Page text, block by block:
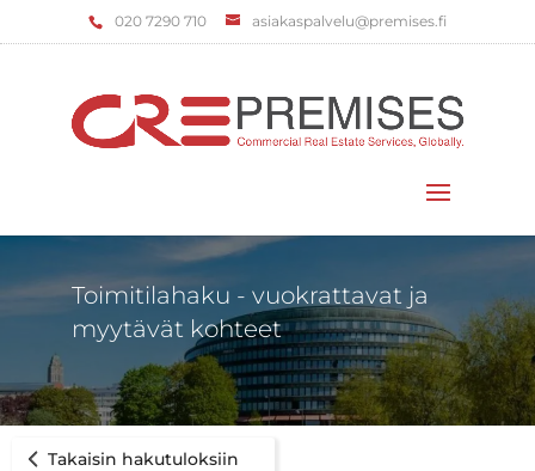
‌020 7290 710 asiakaspalvelu@premises.fi
Toimitilahaku - vuokrattavat ja
myytävät kohteet
Takaisin hakutuloksiin